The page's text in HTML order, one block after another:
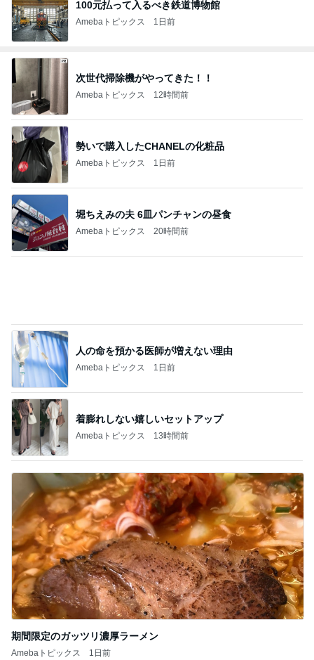
100元払って入るべき鉄道博物館
Amebaトピックス 1日前
次世代掃除機がやってきた！！
Amebaトピックス 12時間前
勢いで購入したCHANELの化粧品
Amebaトピックス 1日前
堀ちえみの夫 6皿パンチャンの昼食
Amebaトピックス 20時間前
着膨れしない嬉しいセットアップ
Amebaトピックス 13時間前
期間限定のガッツリ濃厚ラーメン
Amebaトピックス 1日前
記事を読む